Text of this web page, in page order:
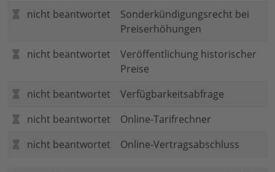
nicht beantwortet
Sonderkündigungsrecht bei
Preiserhöhungen
nicht beantwortet
Veröffentlichung historischer
Preise
nicht beantwortet
Verfügbarkeitsabfrage
nicht beantwortet
Online-Tarifrechner
nicht beantwortet
Online-Vertragsabschluss